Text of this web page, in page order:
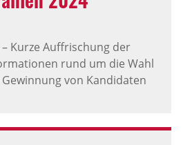
– Kurze Auffrischung der
rund um die Wahl
von Kandidaten